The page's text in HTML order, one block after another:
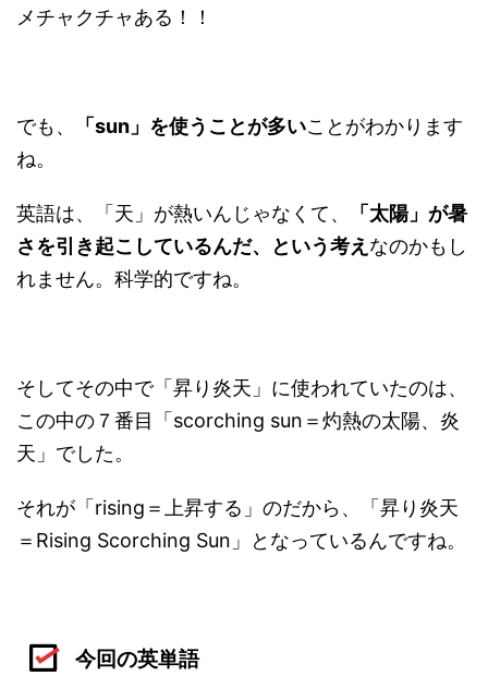
メチャクチャある！！
でも、 「sun」を使うことが多いことがわかります
ね。
英語は、「天」が熱いんじゃなくて、
「太陽」が暑
さを引き起こしているんだ、という考え なのかもし
れません。科学的ですね。
そしてその中で「昇り炎天」に使われていたのは、
この中の７番目「scorching sun＝灼熱の太陽、炎
天」でした。
それが「rising＝上昇する」のだから、「昇り炎天
＝Rising Scorching Sun」となっているんですね。
今回の英単語